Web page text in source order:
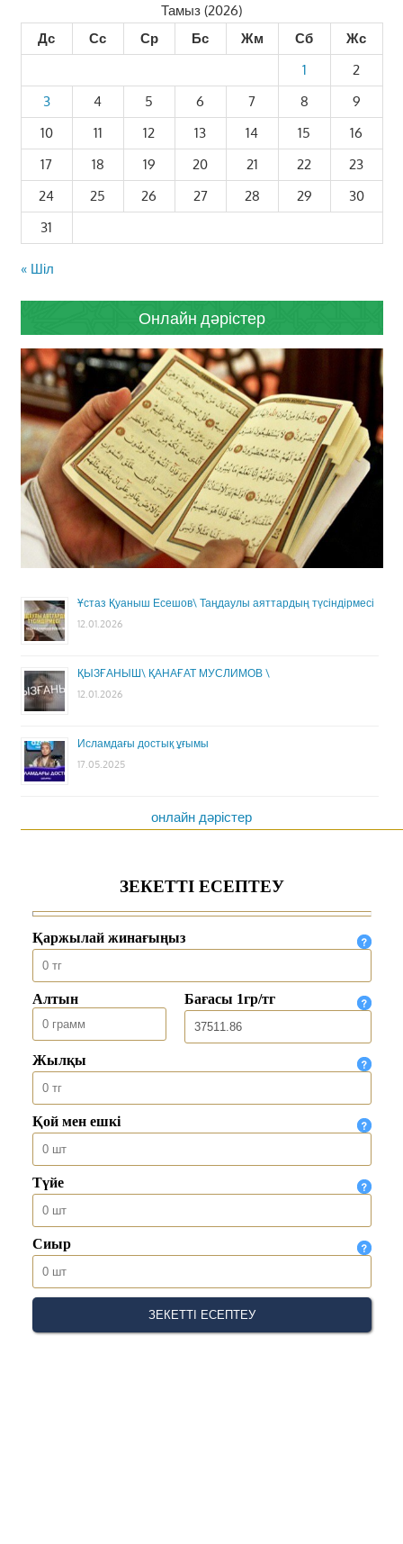
Тамыз (2026)
Дс
Сс Ср Бс Жм Сб
Жс
1
2
3
4 5 6 7 8
9
10
11 12 13 14 15
16
17
18 19 20 21 22
23
24
25 26 27 28 29
30
31
« Шіл
Онлайн дәрістер
Ұстаз Қуаныш Есешов\ Таңдаулы аяттардың түсіндірмесі
12.01.2026
ҚЫЗҒАНЫШ\ ҚАНАҒАТ МУСЛИМОВ \
12.01.2026
Исламдағы достық ұғымы
17.05.2025
онлайн дәрістер